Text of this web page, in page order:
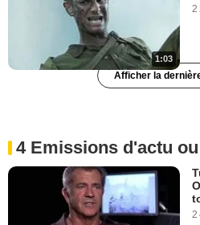
1:03
2
Afficher la
4 Emissions d'actu
2